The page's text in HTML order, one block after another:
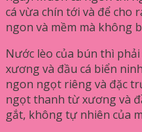
cá vừa chín tới và để cho
ngon và mềm mà không
Nước lèo của bún thì
xương và đầu cá biển
ngon ngọt riêng và đặc
ngọt thanh từ xương và
gắt, không tự nhiên của